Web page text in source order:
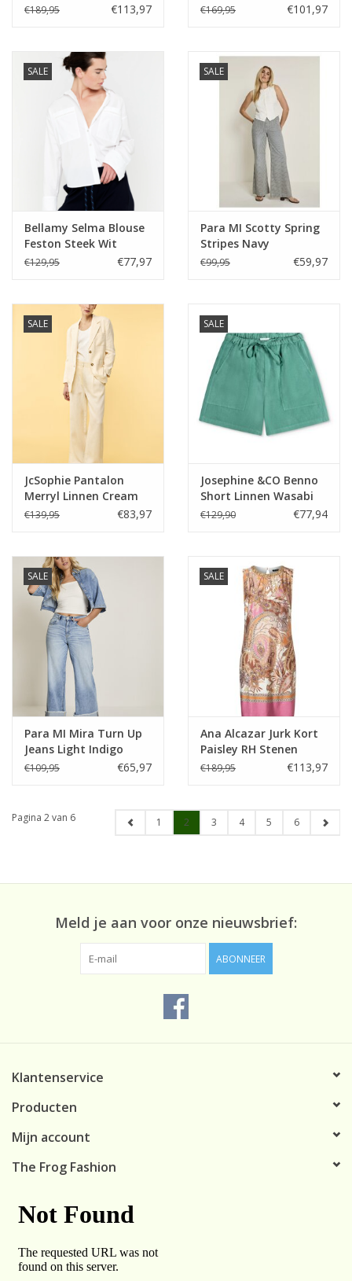
€189,95 €113,97 €169,95 €101,97
SALE
Bellamy Selma Blouse
Feston Steek Wit
€129,95 €77,97
SALE
Para MI Scotty Spring
Stripes Navy
€99,95 €59,97
SALE
JcSophie Pantalon
Merryl Linnen Cream
€139,95 €83,97
SALE
Josephine &CO Benno
Short Linnen Wasabi
Green
€129,90 €77,94
SALE
Para MI Mira Turn Up
Jeans Light Indigo
€109,95 €65,97
SALE
Ana Alcazar Jurk Kort
Paisley RH Stenen
Beige Roze
€189,95 €113,97
Pagina 2 van 6 1 2 3 4 5 6
Meld je aan voor onze nieuwsbrief:
ABONNEER
Klantenservice
Producten
Mijn account
The Frog Fashion